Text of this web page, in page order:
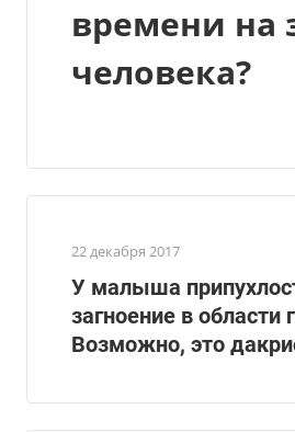
времени на
человека?
22 декабря 2017
У малыша
загноение в области
Возможно, это